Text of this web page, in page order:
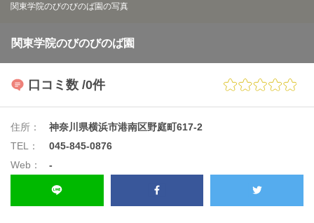
関東学院のびのびのば園の写真
関東学院のびのびのば園
口コミ数 /0件
住所：
神奈川県横浜市港南区野庭町617-2
TEL：
045-845-0876
Web：
-